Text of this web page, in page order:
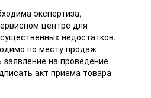
экспертиза,
центре для
недостатков.
по месту продаж
заявление на проведение
акт приема товара